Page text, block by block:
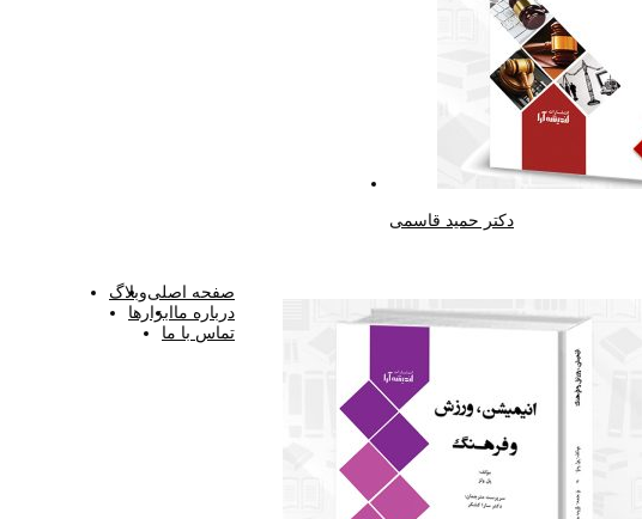
دکتر حمید قاسمی
صفحه اصلیوبلاگ
درباره ما ابزارها
تماس با ما